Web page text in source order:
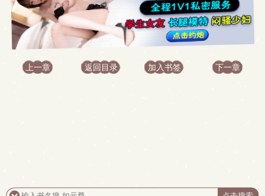
上一章 返回目录 加入书签 下一章